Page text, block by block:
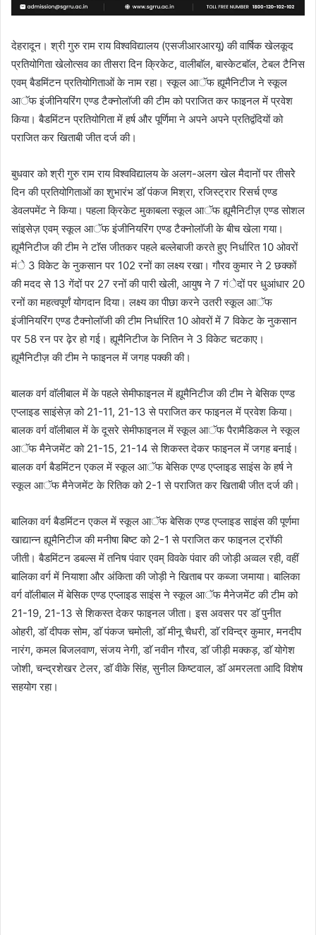
देहरादून। श्री गुरु राम राय विश्वविद्यालय (एसजीआरआरयू) की वार्षिक खेलकूद
प्रतियोगिता खेलोत्सव का तीसरा दिन क्रिकेट, वालीबाॅल, बास्केटबाॅल, टेबल टैनिस
एवम् बैडमिंटन प्रतियोगिताओं के नाम रहा। स्कूल आॅफ ह्यूमैनिटीज ने स्कूल
आॅफ इंजीनियरिंग एण्ड टैक्नोलाॅजी की टीम को पराजित कर फाइनल में प्रवेश
किया। बैडमिंटन प्रतियोगिता में हर्ष और पूर्णिमा ने अपने अपने प्रतिद्वंदियों को
पराजित कर खिताबी जीत दर्ज की।
बुधवार को श्री गुरु राम राय विश्वविद्यालय के अलग-अलग खेल मैदानों पर तीसरेे
दिन की प्रतियोगिताओं का शुभारंभ डाॅ पंकज मिश्रा, रजिस्ट्रार रिसर्च एण्ड
डेवलपमेंट ने किया। पहला क्रिकेट मुकाबला स्कूल आॅफ ह्यूमैनिटीज़ एण्ड सोशल
सांइसेज़ एवम् स्कूल आॅफ इंजीनियरिंग एण्ड टैक्नोलाॅजी के बीच खेला गया।
ह्यूमैनिटीज की टीम ने टाॅस जीतकर पहले बल्लेबाजी करते हुए निर्धारित 10 ओवरों
मंे 3 विकेट के नुकसान पर 102 रनों का लक्ष्य रखा। गौरव कुमार ने 2 छक्कों
की मदद से 13 गेंदों पर 27 रनों की पारी खेली, आयुष ने 7 गंेदों पर धुआंधार 20
रनों का महत्वपूर्णं योगदान दिया। लक्ष्य का पीछा करने उतरी स्कूल आॅफ
इंजीनियरिंग एण्ड टैक्नोलाॅजी की टीम निर्धारित 10 ओवरों में 7 विकेट के नुकसान
पर 58 रन पर ढ़ेर हो गई। ह्यूमैनिटीज के नितिन ने 3 विकेट चटकाए।
ह्यूमैनिटीज़ की टीम ने फाइनल में जगह पक्की की।
बालक वर्ग वाॅलीबाल में के पहले सेमीफाइनल में ह्यूमैनिटीज की टीम ने बेसिक एण्ड
एप्लाइड साइंसेज़ को 21-11, 21-13 से पराजित कर फाइनल में प्रवेश किया।
बालक वर्ग वाॅलीबाल में के दूसरे सेमीफाइनल में स्कूल आॅफ पैरामैडिकल ने स्कूल
आॅफ मैनेजमेंट को 21-15, 21-14 से शिकस्त देकर फाइनल में जगह बनाई।
बालक वर्ग बैडमिंटन एकल में स्कूल आॅफ बेसिक एण्ड एप्लाइड साइंस के हर्ष ने
स्कूल आॅफ मैनेजमेंट के रितिक को 2-1 से पराजित कर खिताबी जीत दर्ज की।
बालिका वर्ग बैडमिंटन एकल में स्कूल आॅफ बेसिक एण्ड एप्लाइड साइंस की पूर्णमा
खाद्यान्न ह्यूमैनिटीज की मनीषा बिष्ट को 2-1 से पराजित कर फाइनल ट्राॅफी
जीती। बैडमिंटन डबल्स में तनिष पंवार एवम् विवके पंवार की जोड़ी अव्वल रही, वहीं
बालिका वर्ग में नियाशा और अंकिता की जोड़ी ने खिताब पर कब्जा जमाया। बालिका
वर्ग वाॅलीबाल में बेसिक एण्ड एप्लाइड साइंस ने स्कूल आॅफ मैनेजमेंट की टीम को
21-19, 21-13 से शिकस्त देकर फाइनल जीता। इस अवसर पर डाॅ पुनीत
ओहरी, डाॅ दीपक सोम, डाॅ पंकज चमोली, डाॅ मीनू चैधरी, डाॅ रविन्द्र कुमार, मनदीप
नारंग, कमल बिजलवाण, संजय नेगी, डाॅ नवीन गौरव, डाॅ जीड़ी मक्कड़, डाॅ योगेश
जोशी, चन्द्रशेखर टेलर, डाॅ वीके सिंह, सुनील किष्टवाल, डाॅ अमरलता आदि विशेष
सहयोग रहा।